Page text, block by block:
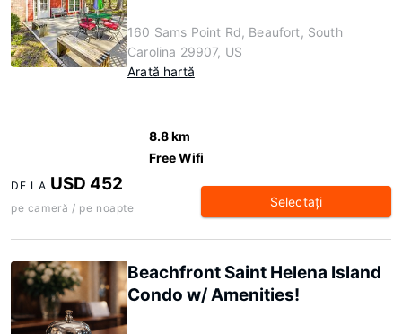
160 Sams Point Rd, Beaufort, South
Carolina 29907, US
Arată hartă
8.8 km
Free Wifi
DE LA USD 452
pe cameră / pe noapte Selectaţi
Beachfront Saint Helena Island
Condo w/ Amenities!